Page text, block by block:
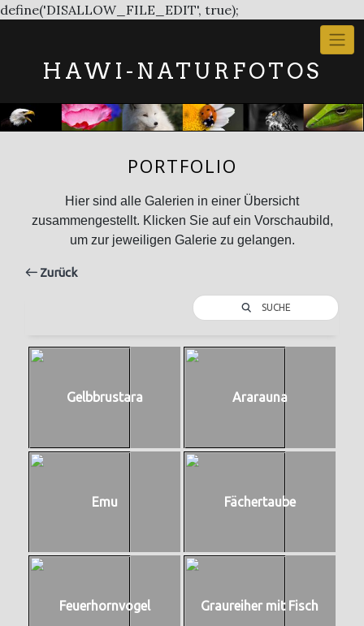
define('DISALLOW_FILE_EDIT', true);
HAWI-NATURFOTOS
PORTFOLIO
Hier sind alle Galerien in einer Übersicht
zusammengestellt. Klicken Sie auf ein Vorschaubild,
um zur jeweiligen Galerie zu gelangen.
Zurück
SUCHE
Gelbbrustara Ararauna
Emu Fächertaube
Feuerhornvogel Graureiher mit Fisch